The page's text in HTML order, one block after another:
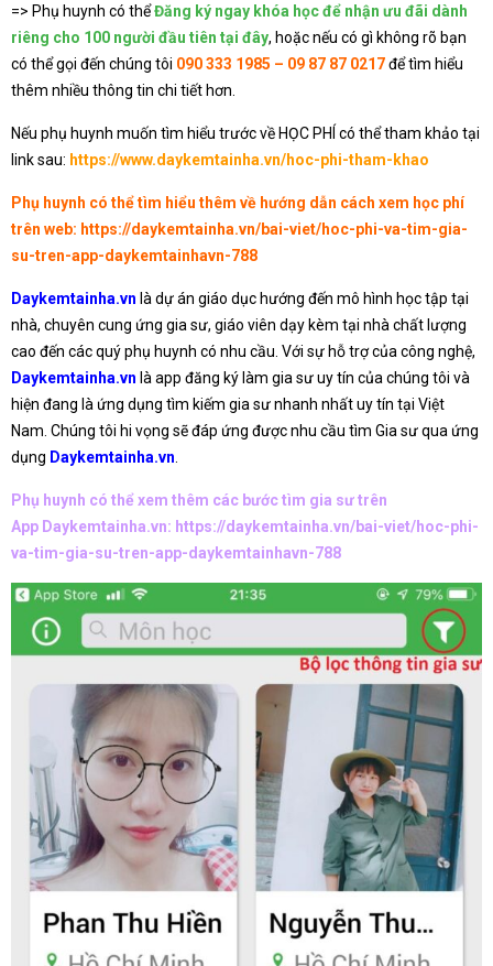
=> Phụ huynh có thểĐăng ký ngay khóa học để nhận ưu đãi dành
riêng cho 100 người đầu tiên tại đây, hoặc nếu có gì không rõ bạn
có thể gọi đến chúng tôi 090 333 1985 – 09 87 87 0217để tìm hiểu
thêm nhiều thông tin chi tiết hơn.
Nếu phụ huynh muốn tìm hiểu trước về HỌC PHÍ có thể tham khảo tại
link sau: https://www.daykemtainha.vn/hoc-phi-tham-khao
Phụ huynh có thể tìm hiểu thêm về hướng dẫn cách xem học phí
trên web: https://daykemtainha.vn/bai-viet/hoc-phi-va-tim-gia-
su-tren-app-daykemtainhavn-788
Daykemtainha.vn là dự án giáo dục hướng đến mô hình học tập tại
nhà, chuyên cung ứng gia sư, giáo viên dạy kèm tại nhà chất lượng
cao đến các quý phụ huynh có nhu cầu. Với sự hỗ trợ của công nghệ,
Daykemtainha.vn là app đăng ký làm gia sư uy tín của chúng tôi và
hiện đang là ứng dụng tìm kiếm gia sư nhanh nhất uy tín tại Việt
Nam. Chúng tôi hi vọng sẽ đáp ứng được nhu cầu tìm Gia sư qua ứng
dụng Daykemtainha.vn
Phụ huynh có thể xem thêm các bước tìm gia sư trên
App Daykemtainha.vn: https://daykemtainha.vn/bai-viet/hoc-phi-
va-tim-gia-su-tren-app-daykemtainhavn-788